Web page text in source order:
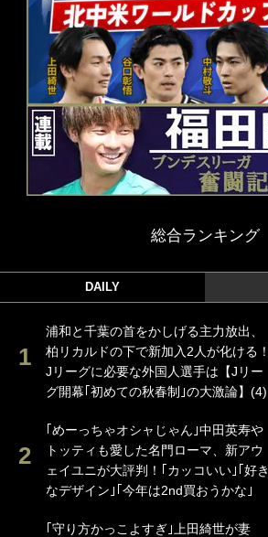
総合ランキング
DAILY
浦和と千葉の首をかしげる主力放出、
柏リカルドの下で新加入2人が化ける！
Jリーグに必要な外国人選手は【Jリー
グ開幕｢初めての秋春制｣の大激論】(4)
｢めーっちゃオシャじゃん｣中田英寿や
トッティも愛した名門ローマ、新アウ
ェイユニが大評判！｢カッコいい｣｢好き
なデザイン｣｢今年は2nd買おうかな｣
｢守り方かっこよすぎ｣上田綺世が妻